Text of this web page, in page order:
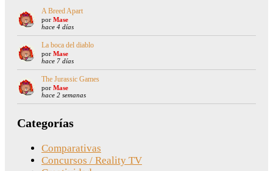
A Breed Apart
por Mase
hace 4 días
La boca del diablo
por Mase
hace 7 días
The Jurassic Games
por Mase
hace 2 semanas
Categorías
Comparativas
Concursos / Reality TV